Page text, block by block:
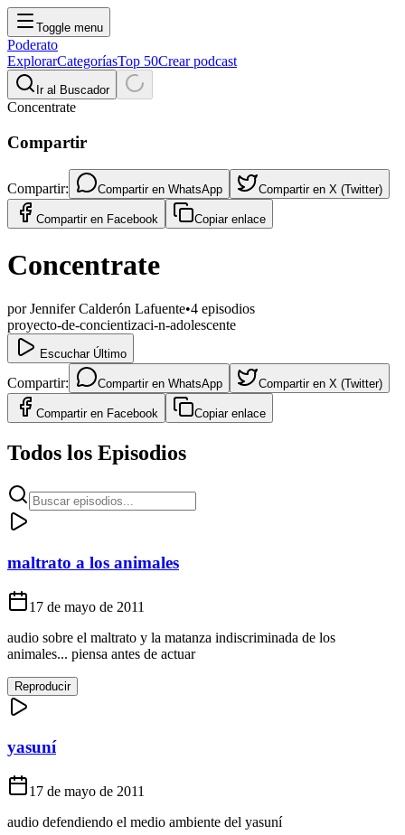
Toggle menu
Poderato
ExplorarCategoríasTop 50Crear podcast
Ir al Buscador
Concentrate
Compartir
Compartir: Compartir en WhatsApp Compartir en X (Twitter)
Compartir en Facebook Copiar enlace
Concentrate
porJennifer Calderón Lafuente•4 episodios
proyecto-de-concientizaci-n-adolescente
Escuchar Último
Compartir: Compartir en WhatsApp Compartir en X (Twitter)
Compartir en Facebook Copiar enlace
Todos los Episodios
maltrato a los animales
17 de mayo de 2011
audio sobre el maltrato y la matanza indiscriminada de los
animales... piensa antes de actuar
Reproducir
yasuní
17 de mayo de 2011
audio defendiendo el medio ambiente del yasuní